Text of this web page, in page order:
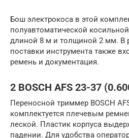
Бош электрокоса в этой
полуавтоматической
длиной 8 м и толщиной 2 мм. В
поставки инструмента также
ремень и документация.
2 BOSCH AFS 23-37
Переносной триммер BOSCH
комплектуется плечевым
леской. Пластик корпуса
падении. Для удобства